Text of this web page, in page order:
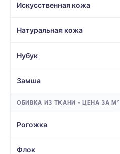
Искусственная кожа
Натуральная кожа
Нубук
Замша
ОБИВКА ИЗ ТКАНИ - ЦЕНА ЗА М²
Рогожка
Флок